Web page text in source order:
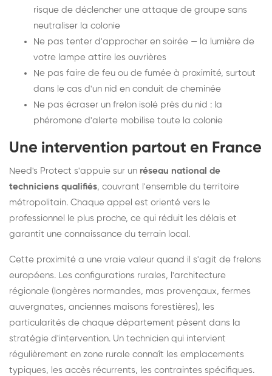
risque de déclencher une attaque de groupe sans
neutraliser la colonie
Ne pas tenter d'approcher en soirée — la lumière de
votre lampe attire les ouvrières
Ne pas faire de feu ou de fumée à proximité, surtout
dans le cas d'un nid en conduit de cheminée
Ne pas écraser un frelon isolé près du nid : la
phéromone d'alerte mobilise toute la colonie
Une intervention partout en France
Need's Protect s'appuie sur un réseau national de
techniciens qualifiés, couvrant l'ensemble du territoire
métropolitain. Chaque appel est orienté vers le
professionnel le plus proche, ce qui réduit les délais et
garantit une connaissance du terrain local.
Cette proximité a une vraie valeur quand il s'agit de frelons
européens. Les configurations rurales, l'architecture
régionale (longères normandes, mas provençaux, fermes
auvergnates, anciennes maisons forestières), les
particularités de chaque département pèsent dans la
stratégie d'intervention. Un technicien qui intervient
régulièrement en zone rurale connaît les emplacements
typiques, les accès récurrents, les contraintes spécifiques.